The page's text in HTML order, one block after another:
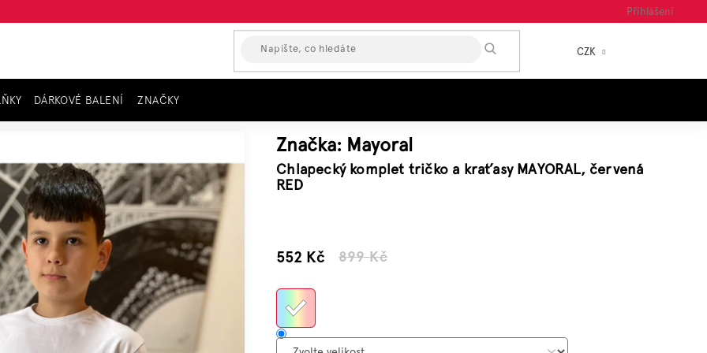
CZK
Přihlášení
DÁRKOVÉ BALENÍ ZNAČKY
Chlapecký komplet tričko a kraťasy MAYORAL, červená
RED
Značka: Mayoral
899 Kč
552 Kč Měrná